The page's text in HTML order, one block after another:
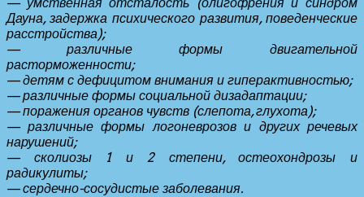
Дауна, задержка психического развития, поведенческие
расстройства);
— различные формы двигательной
расторможенности;
— детям с дефицитом внимания и гиперактивностью;
— различные формы социальной дизадаптации;
— поражения органов чувств (слепота, глухота);
— различные формы логоневрозов и других речевых
нарушений;
— сколиозы 1 и 2 степени, остеохондрозы и
радикулиты;
— сердечно-сосудистые заболевания.